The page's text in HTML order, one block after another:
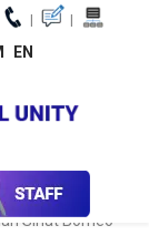
| |
EN
dan
Sihat Borneo